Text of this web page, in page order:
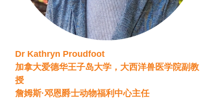
Dr Kathryn Proudfoot
加拿大爱德华王子岛大学，大西洋兽医学院副教
授
詹姆斯·邓恩爵士动物福利中心主任